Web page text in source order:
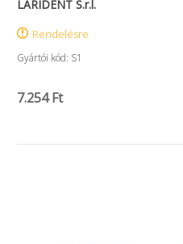
LARIDENT S.r.l.
Rendelésre
Gyártói kód: S1
7.254 Ft